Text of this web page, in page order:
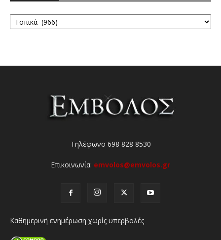
Κατηγορίες
Τηλέφωνο 698 828 8530
Επικοινωνία: emvolos@emvolos.gr
Καθημερινή ενημέρωση χωρίς υπερβολές